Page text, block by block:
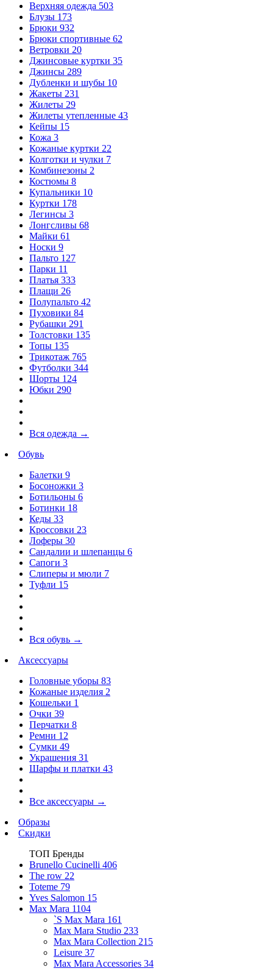
Верхняя одежда 503
Блузы 173
Брюки 932
Брюки спортивные 62
Ветровки 20
Джинсовые куртки 35
Джинсы 289
Дубленки и шубы 10
Жакеты 231
Жилеты 29
Жилеты утепленные 43
Кейпы 15
Кожа 3
Кожаные куртки 22
Колготки и чулки 7
Комбинезоны 2
Костюмы 8
Купальники 10
Куртки 178
Легинсы 3
Лонгсливы 68
Майки 61
Носки 9
Пальто 127
Парки 11
Платья 333
Плащи 26
Полупальто 42
Пуховики 84
Рубашки 291
Толстовки 135
Топы 135
Трикотаж 765
Футболки 344
Шорты 124
Юбки 290
Вся одежда →
Обувь
Балетки 9
Босоножки 3
Ботильоны 6
Ботинки 18
Кеды 33
Кроссовки 23
Лоферы 30
Сандалии и шлепанцы 6
Сапоги 3
Слиперы и мюли 7
Туфли 15
Вся обувь →
Аксессуары
Головные уборы 83
Кожаные изделия 2
Кошельки 1
Очки 39
Перчатки 8
Ремни 12
Сумки 49
Украшения 31
Шарфы и платки 43
Все аксессуары →
Образы
Скидки
ТОП Бренды
Brunello Cucinelli 406
The row 22
Toteme 79
Yves Salomon 15
Max Mara 1104
`S Max Mara 161
Max Mara Studio 233
Max Mara Collection 215
Leisure 37
Max Mara Accessories 34